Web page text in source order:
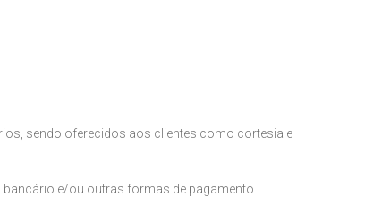
sendo oferecidos aos clientes como cortesia e
e/ou outras formas de pagamento